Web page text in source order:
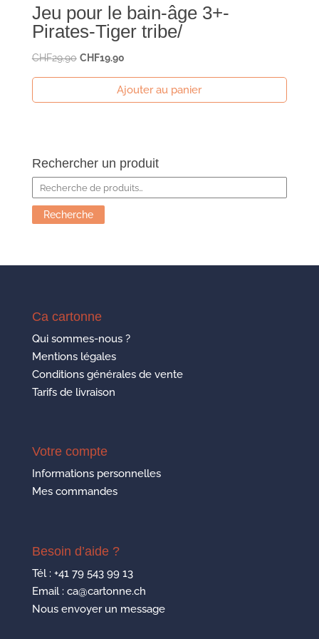
Jeu pour le bain-âge 3+-
Pirates-Tiger tribe/
CHF29.90 Le
était :
CHF19.90Le
actuel
est :
Ajouter au panier
Rechercher un produit
Recherche
pour :
Recherche
Ca cartonne
Qui sommes-nous ?
Mentions légales
Conditions générales de vente
Tarifs de livraison
Votre compte
Informations personnelles
Mes commandes
Besoin d’aide ?
Tél : +41 79 543 99 13
Email : ca@cartonne.ch
Nous envoyer un message